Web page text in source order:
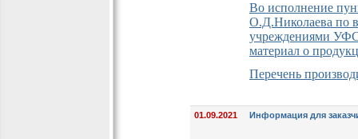
Во исполнение
О.Д.Николаева по
учреждениями
материал о
Перечень
01.09.2021 Информация для